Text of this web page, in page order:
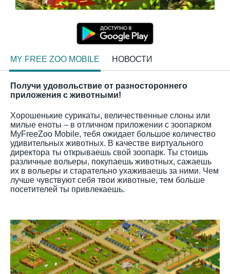
MY FREE ZOO MOBILE НОВОСТИ
Получи удовольствие от разностороннего
приложения с животными!
Хорошенькие сурикаты, величественные слоны или
милые еноты – в отличном приложении с зоопарком
MyFreeZoo Mobile, тебя ожидает большое количество
удивительных животных. В качестве виртуального
директора ты открываешь свой зоопарк. Ты стоишь
различные вольеры, покупаешь животных, сажаешь
их в вольеры и старательно ухаживаешь за ними. Чем
лучше чувствуют себя твои животные, тем больше
посетителей ты привлекаешь.